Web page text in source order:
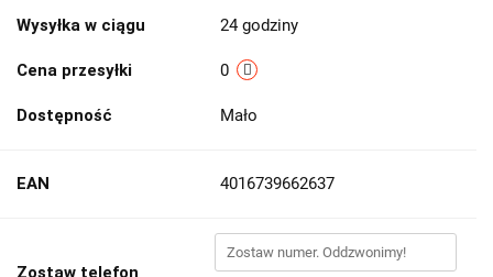
Wysyłka w ciągu 24 godziny
Cena przesyłki 0
Dostępność Mało
EAN 4016739662637
Zostaw telefon